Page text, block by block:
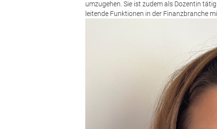
umzugehen. Sie ist zudem als Dozentin
leitende Funktionen in der Finanzbranche